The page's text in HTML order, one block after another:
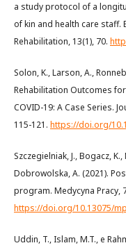
a study protocol of a
of kin and health care staff.
Rehabilitation, 13(1), 70.
Solon, K., Larson, A.,
Rehabilitation Outcomes
COVID-19: A Case Series.
115-121. https://doi.org/
Szczegielniak, J., Bogacz,
Dobrowolska, A. (2021).
program. Medycyna Pracy,
https://doi.org/10.13075/
Uddin, T., Islam, M.T., e